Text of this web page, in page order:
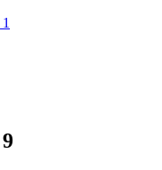
1
9